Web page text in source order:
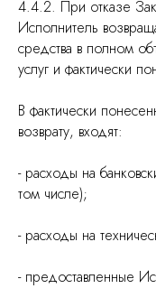
4.4.2. При отказе
Исполнитель
средства в полном
услуг и фактически
В фактически
возврату, входят:
- расходы на
том числе);
- расходы на
- предоставленные